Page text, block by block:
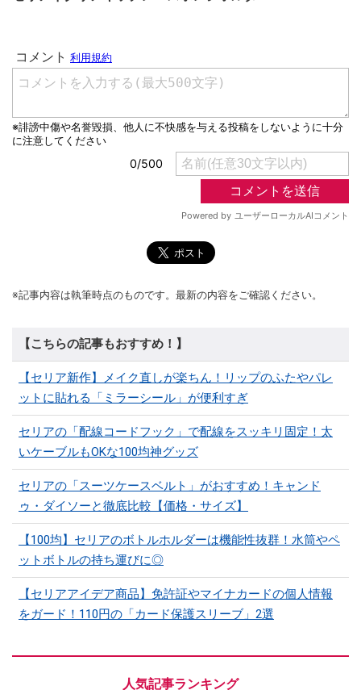
※記事内容は執筆時点のものです。最新の内容をご確認ください。
【こちらの記事もおすすめ！】
【セリア新作】メイク直しが楽ちん！リップのふたやパレ
ットに貼れる「ミラーシール」が便利すぎ
セリアの「配線コードフック」で配線をスッキリ固定！太
いケーブルもOKな100均神グッズ
セリアの「スーツケースベルト」がおすすめ！キャンド
ゥ・ダイソーと徹底比較【価格・サイズ】
【100均】セリアのボトルホルダーは機能性抜群！水筒やペ
ットボトルの持ち運びに◎
【セリアアイデア商品】免許証やマイナカードの個人情報
をガード！110円の「カード保護スリーブ」2選